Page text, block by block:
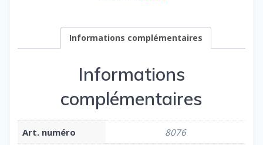
Informations complémentaires
Informations
complémentaires
Art. numéro
8076